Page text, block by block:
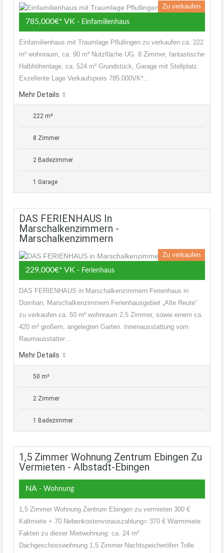
Zu verkaufen
785,000€* VK - Einfamilienhaus
Einfamilienhaus mit Traumlage Pflullingen zu verkaufen ca. 222
m² wohnraum, ca. 90 m² Nutzfläche UG. 8 Zimmer, fantastische
Halbhöhenlage, ca. 524 m² Grundstück, Garage mit Stellplatz.
Exzellente Lage Verkaufspreis 785.000VK*…
Mehr Details
222 m²
8 Zimmer
2 Badezimmer
1 Garage
DAS FERIENHAUS In
Marschalkenzimmern -
Marschalkenzimmern
Zu verkaufen
229,000€* VK - Ferienhaus
DAS FERIENHAUS in Marschalkenzimmern Ferienhaus in
Dornhan, Marschalkenzimmern Ferienhausgebiet „Alte Reute“
zu verkaufen ca. 50 m² wohnraum 2,5 Zimmer, sowie einem ca.
420 m² großem, angelegten Garten. Innenausstattung vom
Raumausstatter…
Mehr Details
50 m²
2 Zimmer
1 Badezimmer
1,5 Zimmer Wohnung Zentrum Ebingen Zu
Vermieten - Albstadt-Ebingen
NA - Wohnung
1,5 Zimmer Wohnung Zentrum Ebingen zu vermieten 300 €
Kaltmiete + 70 Nebenkostenvorauszahlung= 370 € Warmmiete
Fakten zu dieser Mietwohnung: ca. 24 m²
Dachgeschosswohnung 1,5 Zimmer Nachtspeicheröfen Tolle